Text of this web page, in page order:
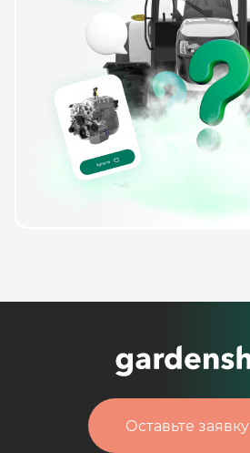
Оставьте заявку